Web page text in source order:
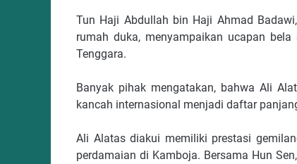
Tun Haji Abdullah bin Haji Ahmad
rumah duka, menyampaikan ucapan
Tenggara.
Banyak pihak mengatakan, bahwa Ali
kancah internasional menjadi daftar
Ali Alatas diakui memiliki prestasi
perdamaian di Kamboja. Bersama Hun